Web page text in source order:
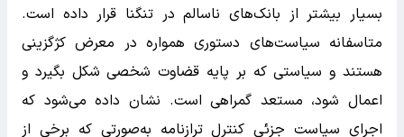
بسیار بیشتر از بانک‌های ناسالم در تنگنا قرار داده است.
متاسفانه سیاست‌های دستوری همواره در معرض کژگزینی
هستند و سیاستی که بر پایه قضاوت شخصی شکل بگیرد و
اعمال شود، مستعد گمراهی است. نشان داده می‌شود که
اجرای سیاست جزئی کنترل ترازنامه به‌صورتی که برخی از